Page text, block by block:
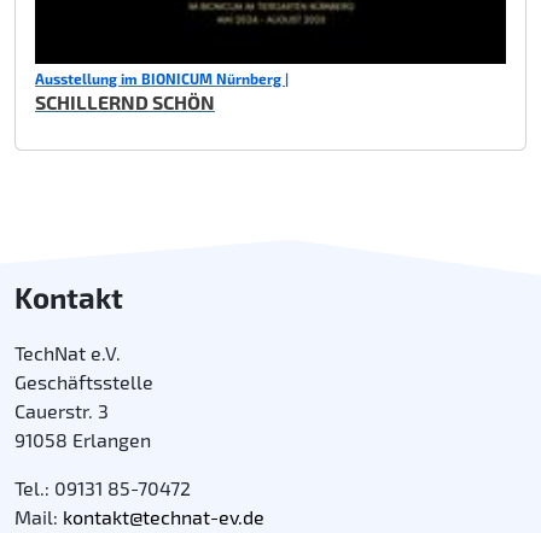
Ausstellung im BIONICUM Nürnberg |
SCHILLERND SCHÖN
Kontakt
TechNat e.V.
Geschäftsstelle
Cauerstr. 3
91058 Erlangen
Tel.: 09131 85-70472
Mail: kontakt@technat-ev.de